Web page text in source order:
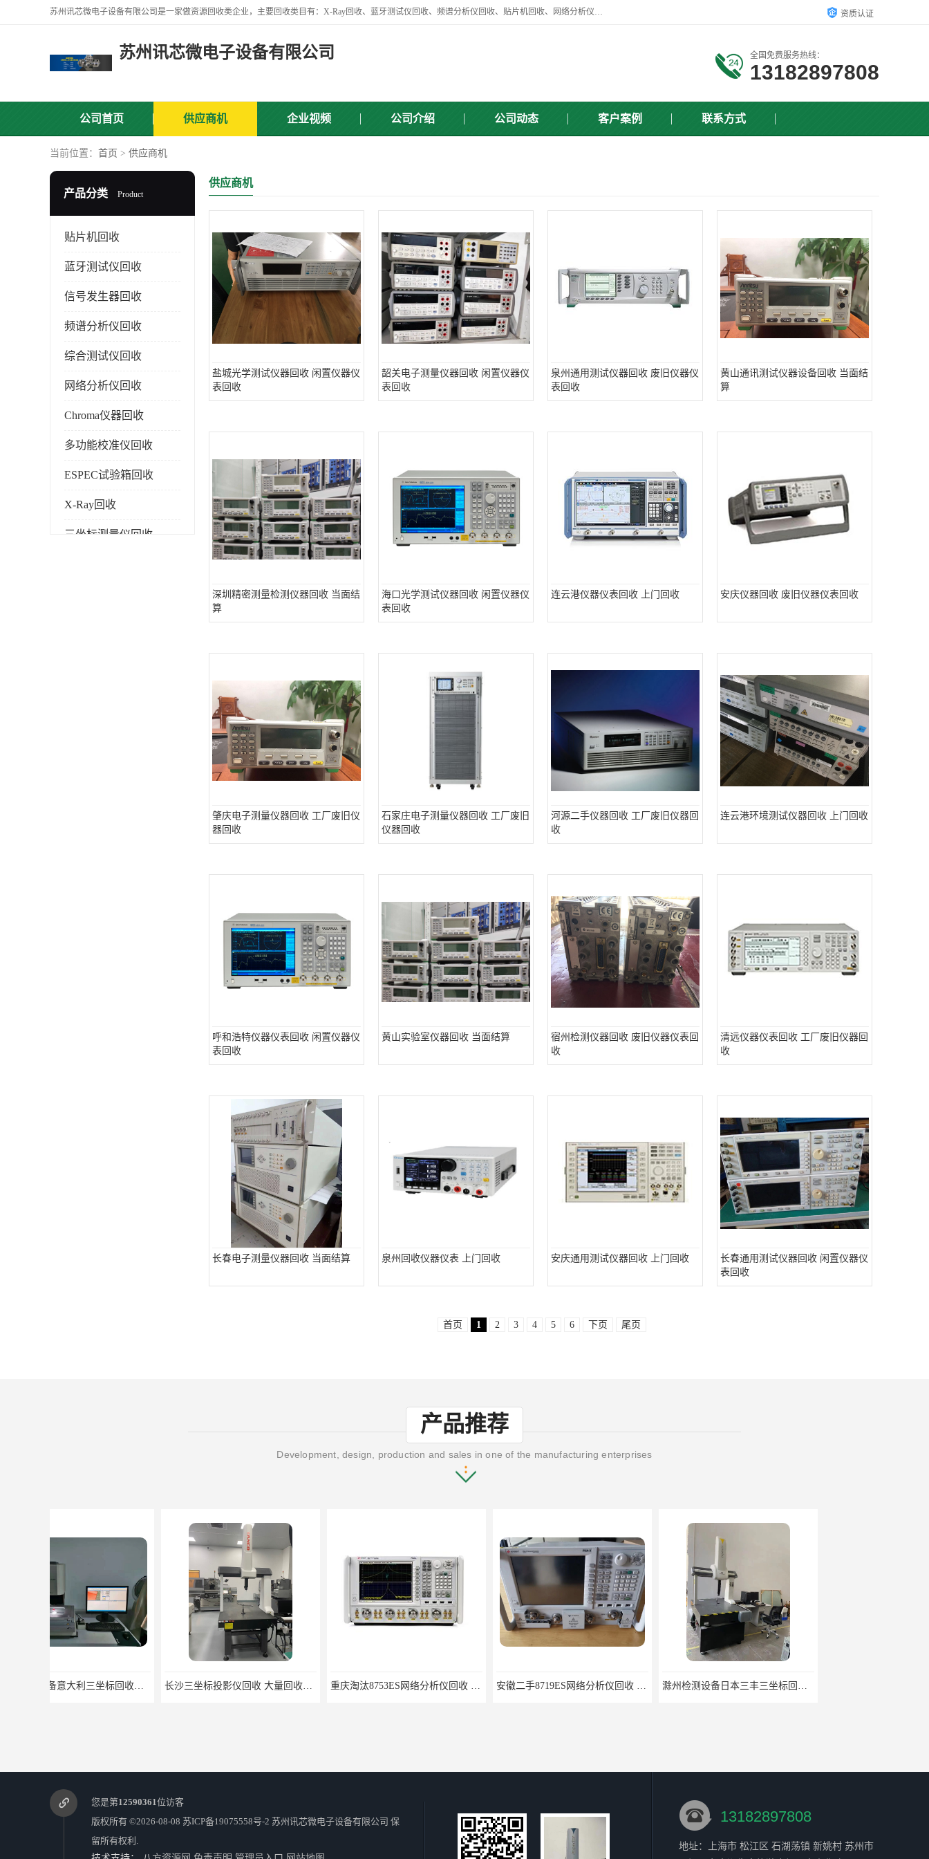
苏州讯芯微电子设备有限公司是一家做资源回收类企业，主要回收类目有：X-Ray回收、蓝牙测试仪回收、频谱分析仪回收、贴片机回收、网络分析仪回收、信号发生器回收等，从企业单位的需求出发，试通过本网络平台的建立有效整合物资市场，使可再生资源获得合理的流通和科学的再利用。 资质认证
苏州讯芯微电子设备有限公司 全国免费服务热线：
13182897808
公司首页 供应商机 企业视频 公司介绍 公司动态 客户案例 联系方式
当前位置： 首页 > 供应商机
产品分类 Product
贴片机回收
蓝牙测试仪回收
信号发生器回收
频谱分析仪回收
综合测试仪回收
网络分析仪回收
Chroma仪器回收
多功能校准仪回收
ESPEC试验箱回收
X-Ray回收
三坐标测量仪回收
供应商机
盐城光学测试仪器回收 闲置仪器仪
表回收
韶关电子测量仪器回收 闲置仪器仪
表回收
泉州通用测试仪器回收 废旧仪器仪
表回收
黄山通讯测试仪器设备回收 当面结
算
深圳精密测量检测仪器回收 当面结
算
海口光学测试仪器回收 闲置仪器仪
表回收
连云港仪器仪表回收 上门回收 安庆仪器回收 废旧仪器仪表回收
肇庆电子测量仪器回收 工厂废旧仪
器回收
石家庄电子测量仪器回收 工厂废旧
仪器回收
河源二手仪器回收 工厂废旧仪器回
收
连云港环境测试仪器回收 上门回收
呼和浩特仪器仪表回收 闲置仪器仪
表回收
黄山实验室仪器回收 当面结算
宿州检测仪器回收 废旧仪器仪表回
收
清远仪器仪表回收 工厂废旧仪器回
收
长春电子测量仪器回收 当面结算 泉州回收仪器仪表 上门回收 安庆通用测试仪器回收 上门回收
长春通用测试仪器回收 闲置仪器仪
表回收
首页 1 2 3 4 5 6 下页 尾页
产品推荐
Development, design, production and sales in one of the manufacturing enterprises
长沙三坐标投影仪回收 大量回收三坐标 重庆淘汰8753ES网络分析仪回收 音频测试仪器回收 安徽二手8719ES网络分析仪回收 音频测试仪器回收 滁州检测设备日本三丰三坐标回收 大量回收三坐标
您是第12590361位访客
版权所有 ©2026-08-08 苏ICP备19075558号-2 苏州讯芯微电子设备有限公司 保
留所有权利.
13182897808
地址：上海市 松江区 石湖荡镇 新姚村 苏州市